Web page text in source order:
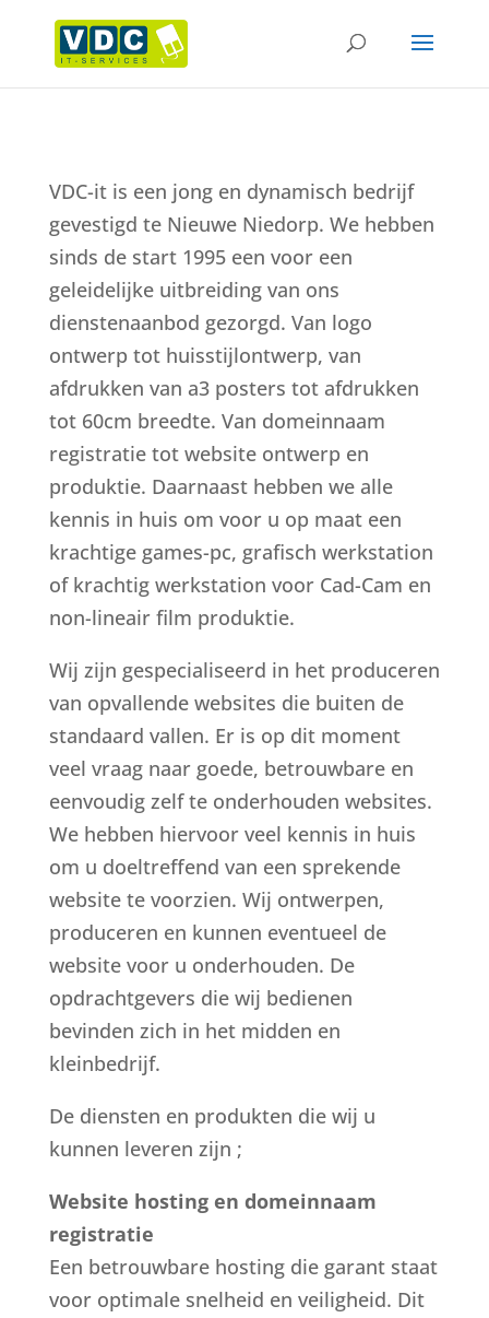
VDC-it is een jong en dynamisch bedrijf
gevestigd te Nieuwe Niedorp. We hebben
sinds de start 1995 een voor een
geleidelijke uitbreiding van ons
dienstenaanbod gezorgd. Van logo
ontwerp tot huisstijlontwerp, van
afdrukken van a3 posters tot afdrukken
tot 60cm breedte. Van domeinnaam
registratie tot website ontwerp en
produktie. Daarnaast hebben we alle
kennis in huis om voor u op maat een
krachtige games-pc, grafisch werkstation
of krachtig werkstation voor Cad-Cam en
non-lineair film produktie.
Wij zijn gespecialiseerd in het produceren
van opvallende websites die buiten de
standaard vallen. Er is op dit moment
veel vraag naar goede, betrouwbare en
eenvoudig zelf te onderhouden websites.
We hebben hiervoor veel kennis in huis
om u doeltreffend van een sprekende
website te voorzien. Wij ontwerpen,
produceren en kunnen eventueel de
website voor u onderhouden. De
opdrachtgevers die wij bedienen
bevinden zich in het midden en
kleinbedrijf.
De diensten en produkten die wij u
kunnen leveren zijn ;
Website hosting en domeinnaam
registratie
Een betrouwbare hosting die garant staat
voor optimale snelheid en veiligheid. Dit